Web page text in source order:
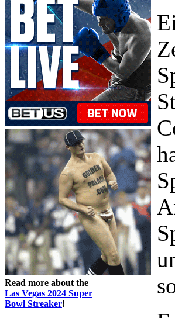
Read more about the
Las Vegas 2024 Super
Bowl Streaker!